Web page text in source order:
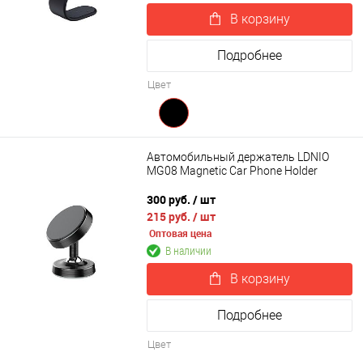
В корзину
Подробнее
Цвет
Автомобильный держатель LDNIO
MG08 Magnetic Car Phone Holder
300 руб. / шт
215 руб. / шт
Оптовая цена
В наличии
В корзину
Подробнее
Цвет